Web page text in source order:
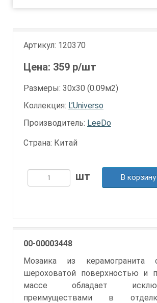
Артикул: 120370
Цена: 359 р/шт
Размеры: 30х30 (0.09м2)
Коллекция: L’Universo
Производитель: LeeDo
Страна: Китай
В корзину
00-00003448
Мозаика из керамогранита
шероховатой поверхностью и
массе обладает
преимуществами в